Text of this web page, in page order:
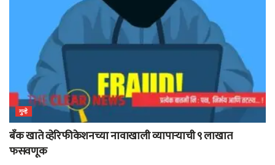
गुन्हे
बँक खाते व्हेरिफीकेशनच्या नावाखाली व्यापाऱ्याची ९ लाखात
फसवणूक